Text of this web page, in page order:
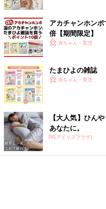
アカチャンホン
倍【期間限定】
赤ちゃん・育児
たまひよの雑誌
赤ちゃん・育児
【大人気】ひん
あなたに。
PR(アイリスプラザ)